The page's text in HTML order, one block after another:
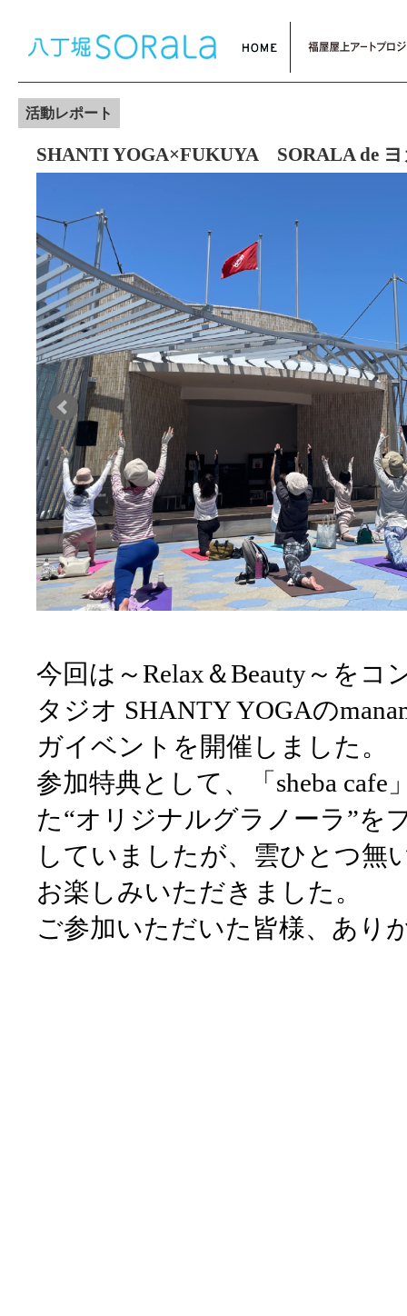
活動レポート
SHANTI YOGA×FUKUYA SORALA de
今回は～Relax＆Beauty～を
タジオ SHANTY YOGAの
ガイベントを開催しました。
参加特典として、「sheba
た“オリジナルグラノーラ”を
していましたが、雲ひとつ無
お楽しみいただきました。
ご参加いただいた皆様、あり